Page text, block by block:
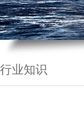
行业知识